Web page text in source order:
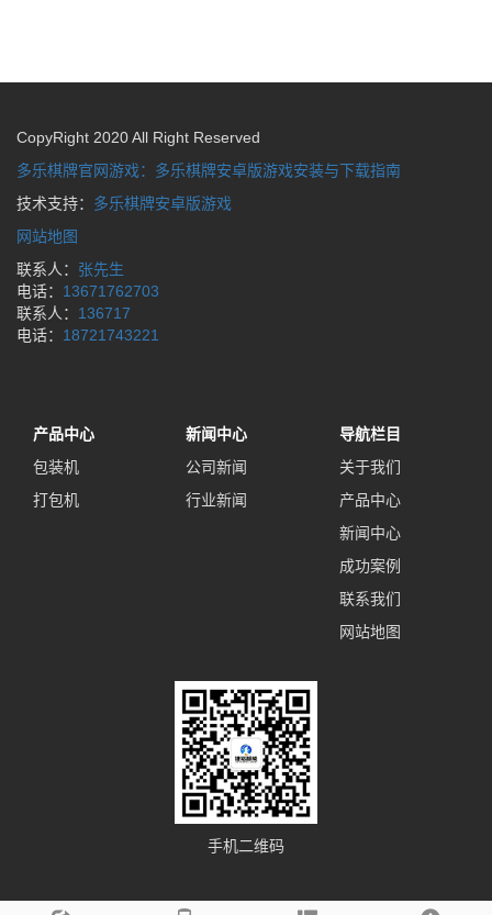
CopyRight 2020 All Right Reserved
多乐棋牌官网游戏：多乐棋牌安卓版游戏安装与下载指南
技术支持： 多乐棋牌安卓版游戏
网站地图
联系人： 张先生
电话： 13671762703
联系人： 136717
电话： 18721743221
产品中心
包装机
打包机
新闻中心
公司新闻
行业新闻
导航栏目
关于我们
产品中心
新闻中心
成功案例
联系我们
网站地图
手机二维码